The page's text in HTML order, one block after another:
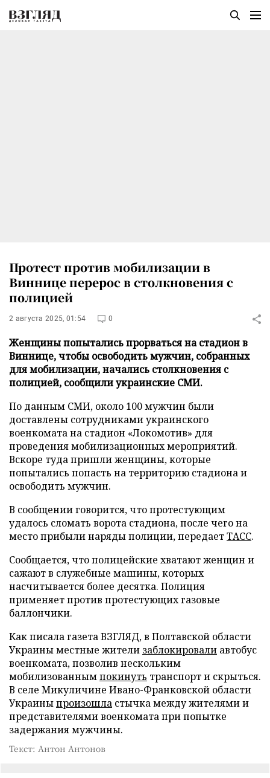
Протест против мобилизации в
Виннице перерос в столкновения с
полицией
2 августа 2025, 01:54 0
Женщины попытались прорваться на стадион в
Виннице, чтобы освободить мужчин, собранных
для мобилизации, начались столкновения с
полицией, сообщили украинские СМИ.
По данным СМИ, около 100 мужчин были
доставлены сотрудниками украинского
военкомата на стадион «Локомотив» для
проведения мобилизационных мероприятий.
Вскоре туда пришли женщины, которые
попытались попасть на территорию стадиона и
освободить мужчин.
В сообщении говорится, что протестующим
удалось сломать ворота стадиона, после чего на
место прибыли наряды полиции, передаетТАСС.
Сообщается, что полицейские хватают женщин и
сажают в служебные машины, которых
насчитывается более десятка. Полиция
применяет против протестующих газовые
баллончики.
Как писала газета ВЗГЛЯД, в Полтавской области
Украины местные жители заблокировали автобус
военкомата, позволив нескольким
мобилизованнымпокинуть транспорт и скрыться.
В селе Микуличине Ивано-Франковской области
Украиныпроизошла стычка между жителями и
представителями военкомата при попытке
задержания мужчины.
Текст: Антон Антонов